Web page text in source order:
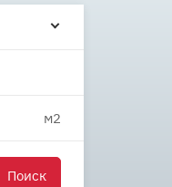
Поиск